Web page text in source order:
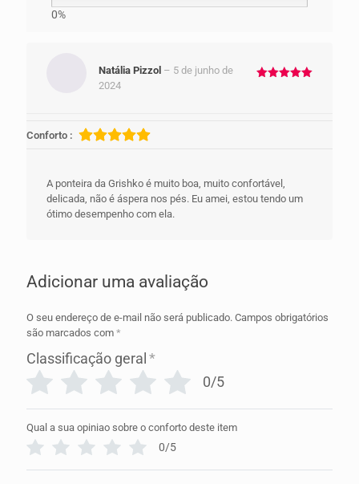
0%
Natália Pizzol – 5 de junho de
2024
Conforto :
A ponteira da Grishko é muito boa, muito confortável,
delicada, não é áspera nos pés. Eu amei, estou tendo um
ótimo desempenho com ela.
Adicionar uma avaliação
O seu endereço de e-mail não será publicado. Campos obrigatórios
são marcados com *
Classificação geral *
0/5
Qual a sua opiniao sobre o conforto deste item
0/5